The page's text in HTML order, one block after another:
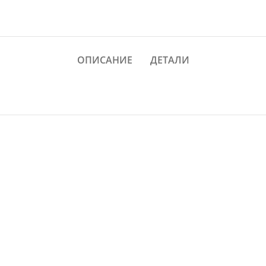
ОПИСАНИЕ ДЕТАЛИ